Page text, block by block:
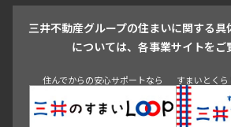
青山 渋谷 東京・大手町 新宿 品川
三井不動産グループの住まいに関する
については、各事業サイトをご
住んでからの安心サポートなら すまいとく